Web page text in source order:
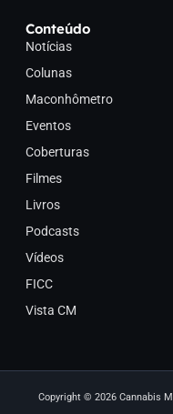
Conteúdo
Notícias
Colunas
Maconhômetro
Eventos
Coberturas
Filmes
Livros
Podcasts
Vídeos
FICC
Vista CM
Copyright © 2026 Cannabis